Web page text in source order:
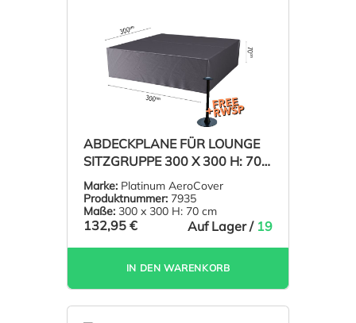
ABDECKPLANE FÜR LOUNGE
SITZGRUPPE 300 X 300 H: 70
CM
Marke: Platinum AeroCover
Produktnummer: 7935
Maße: 300 x 300 H: 70 cm
132,95 € Auf Lager / 19
IN DEN WARENKORB